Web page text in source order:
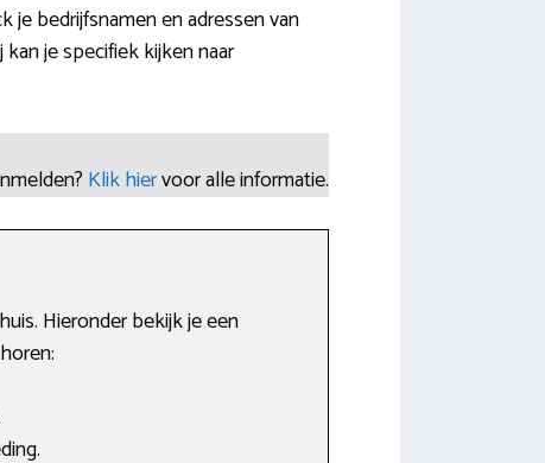
bedrijfsnamen en adressen van
je specifiek kijken naar
Klik hiervoor alle informatie.
Hieronder bekijk je een